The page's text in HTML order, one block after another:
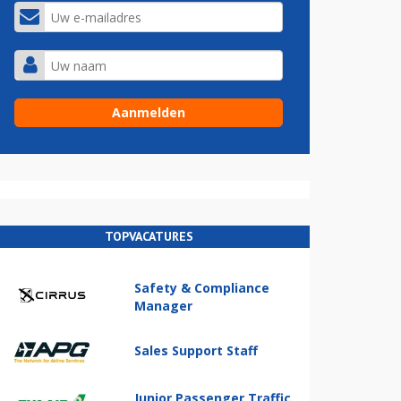
TOPVACATURES
Safety & Compliance
Manager
Sales Support Staff